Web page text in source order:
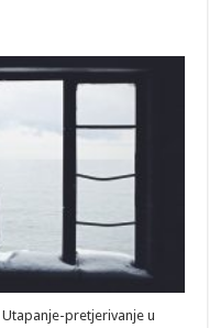
pretjerivanje u